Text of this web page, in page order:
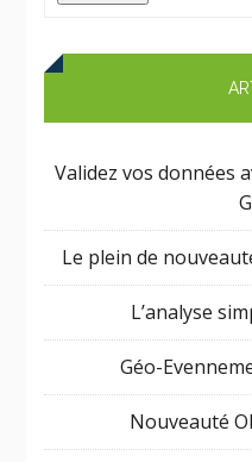
Validez vos données
Le plein de
L’analyse
Géo-
Nouveauté